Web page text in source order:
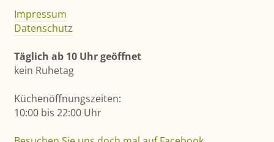
Impressum
Datenschutz
Täglich ab 10 Uhr geöffnet
kein Ruhetag
Küchenöffnungszeiten:
10:00 bis 22:00 Uhr